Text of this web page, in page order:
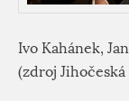
Ivo Kahánek,
(zdroj